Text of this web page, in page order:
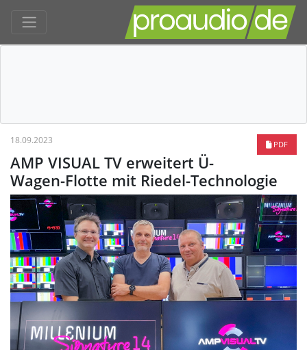
PDF
18.09.2023
AMP VISUAL TV erweitert Ü-
Wagen-Flotte mit Riedel-Technologie